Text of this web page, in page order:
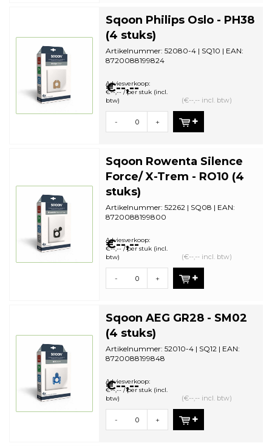
Sqoon Philips Oslo - PH38
(4 stuks)
Artikelnummer: 52080-4 | SQ10 | EAN:
8720088199824
bestelhoeveelhei...
€--,--
Adviesverkoop:
€--,-- / per stuk (incl.
btw)
(€--,-- incl. btw)
- +
Sqoon Rowenta Silence
Force/ X-Trem - RO10 (4
stuks)
Artikelnummer: 52262 | SQ08 | EAN:
8720088199800
bestelhoeveelheid:...
€--,--
Adviesverkoop:
€--,-- / per stuk (incl.
btw)
(€--,-- incl. btw)
- +
Sqoon AEG GR28 - SM02
(4 stuks)
Artikelnummer: 52010-4 | SQ12 | EAN:
8720088199848
bestelhoeveelheid...
€--,--
Adviesverkoop:
€--,-- / per stuk (incl.
btw)
(€--,-- incl. btw)
- +